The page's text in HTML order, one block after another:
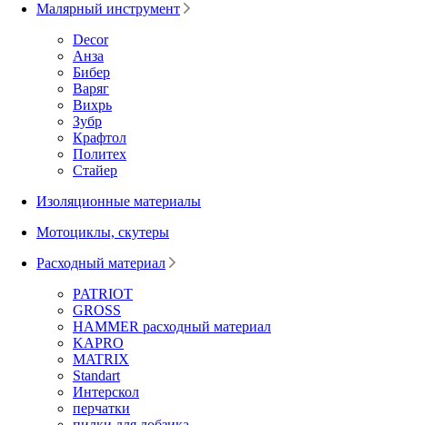
Малярный инструмент
Decor
Анза
Бибер
Варяг
Вихрь
Зубр
Крафтол
Политех
Стайер
Изоляционные материалы
Мотоциклы, скутеры
Расходный материал
PATRIOT
GROSS
HAMMER расходный материал
KAPRO
MATRIX
Standart
Интерскол
перчатки